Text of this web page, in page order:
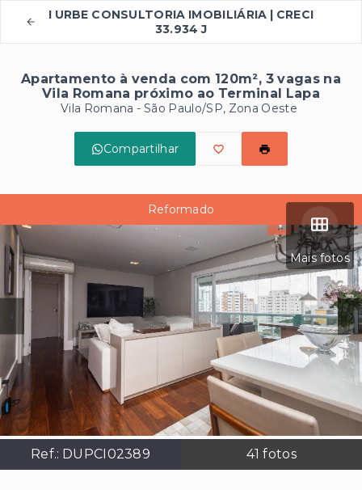
I URBE CONSULTORIA IMOBILIÁRIA | CRECI
33.934 J
Apartamento à venda com 120m², 3 vagas na
Vila Romana próximo ao Terminal Lapa
Vila Romana - São Paulo/SP, Zona Oeste
Compartilhar
Mais fotos
Ref.: DUPCI02389 41 fotos
Reformado